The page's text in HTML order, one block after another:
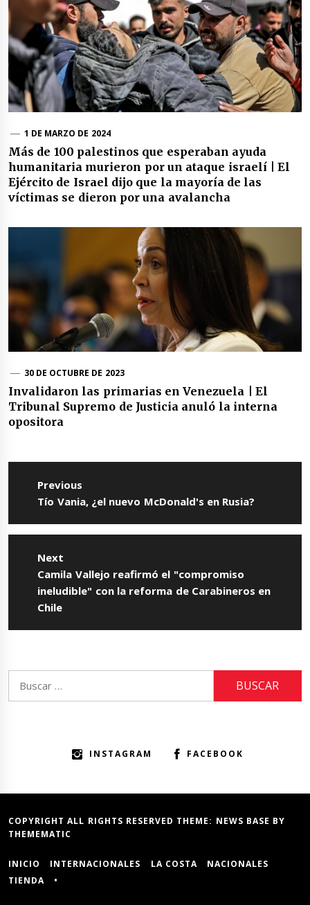
1 DE MARZO DE 2024
Más de 100 palestinos que esperaban ayuda
humanitaria murieron por un ataque israelí | El
Ejército de Israel dijo que la mayoría de las
víctimas se dieron por una avalancha
30 DE OCTUBRE DE 2023
Invalidaron las primarias en Venezuela | El
Tribunal Supremo de Justicia anuló la interna
opositora
Navegación
entradas
Previous
Previous
Tío Vania, ¿el nuevo McDonald's en Rusia?
Next
Next
post:
Camila Vallejo reafirmó el "compromiso
ineludible" con la reforma de Carabineros en
Chile
INSTAGRAM FACEBOOK
COPYRIGHT ALL RIGHTS RESERVED THEME: NEWS BASE BY
THEMEMATIC
INICIO INTERNACIONALES LA COSTA
NACIONALES
TIENDA
•